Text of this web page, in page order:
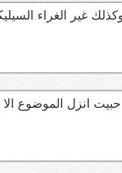
غير الغراء
انزل الموضوع الا